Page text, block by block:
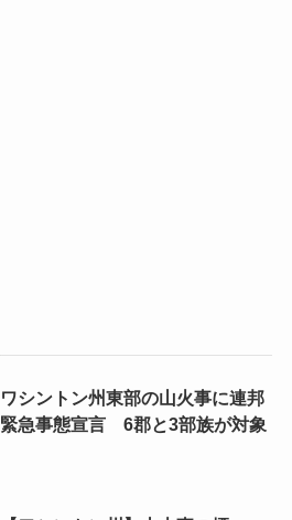
ワシントン州東部の山火事に連邦
緊急事態宣言 6郡と3部族が対象